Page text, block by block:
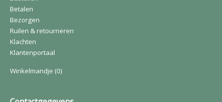
Betalen
Bezorgen
Ruilen & retourneren
Klachten
Klantenportaal
Winkelmandje (0)